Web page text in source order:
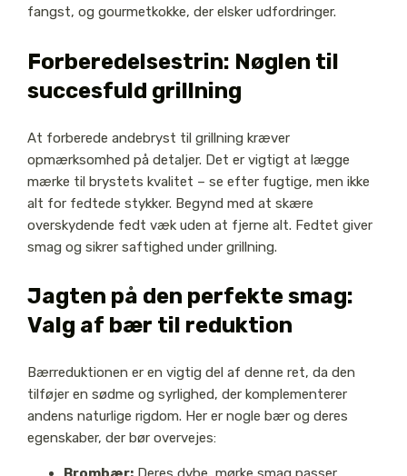
fangst, og gourmetkokke, der elsker udfordringer.
Forberedelsestrin: Nøglen til
succesfuld grillning
At forberede andebryst til grillning kræver
opmærksomhed på detaljer. Det er vigtigt at lægge
mærke til brystets kvalitet – se efter fugtige, men ikke
alt for fedtede stykker. Begynd med at skære
overskydende fedt væk uden at fjerne alt. Fedtet giver
smag og sikrer saftighed under grillning.
Jagten på den perfekte smag:
Valg af bær til reduktion
Bærreduktionen er en vigtig del af denne ret, da den
tilføjer en sødme og syrlighed, der komplementerer
andens naturlige rigdom. Her er nogle bær og deres
egenskaber, der bør overvejes: